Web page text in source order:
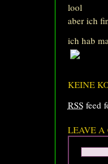
lool
aber ich
ich hab
KEINE
RSSfeed
LEAVE A